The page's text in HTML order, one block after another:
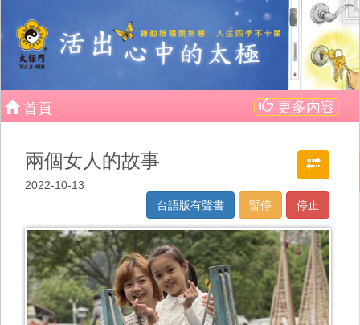
首頁 更多內容
兩個女人的故事
2022-10-13
停止
暫停
台語版有聲書